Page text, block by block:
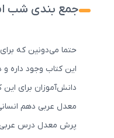
جمع بندی شب
حتما می‌دونین که
این کتاب وجود داره
دانش‌آموزان برای
معدل عربی دهم
پرش معدل درس عربی